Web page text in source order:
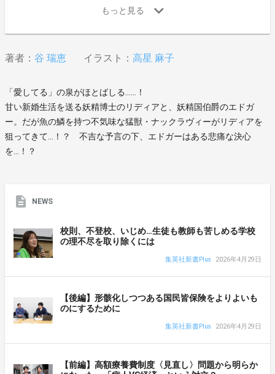
著者： 谷 瑞恵 イラスト： 高星 麻子
「愛してる」の泉がほとばしる……！
甘い新婚生活を送る妖精博士のリディアと、妖精国伯爵のエドガ
ー。だが魚の鱗を持つ不気味な猛獣・ナックラヴィーがリディアを
狙ってきて…！？ 不吉な予言の下、エドガーはある悲痛な決心
を…！？
NEWS
校則、不登校、いじめ…生徒も教師も苦しめる学校
の理不尽を取り除くには
集英社新書Plus 2026年4月29日
【後編】形骸化しつつある国民皆保険をよりよいも
のにするために
集英社新書Plus 2026年4月29日
【前編】高額療養費制度〈見直し〉問題から明らか